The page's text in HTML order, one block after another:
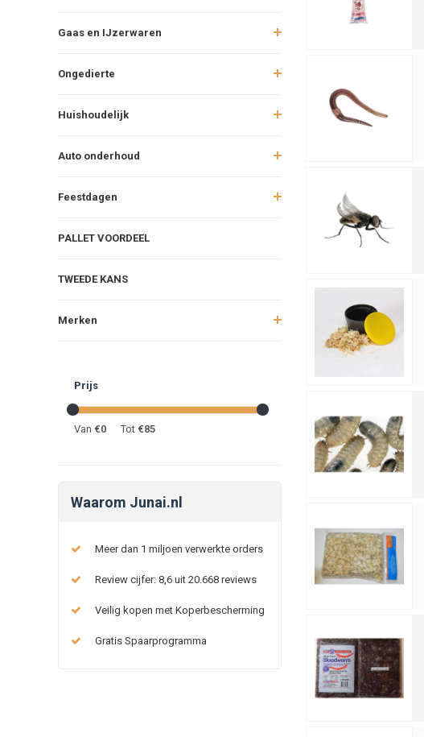
Gaas en IJzerwaren
Ongedierte
Huishoudelijk
Auto onderhoud
Feestdagen
PALLET VOORDEEL
TWEEDE KANS
Merken
Prijs
Van €0 Tot €85
Waarom Junai.nl
Meer dan 1 miljoen verwerkte orders
Review cijfer: 8,6 uit 20.668 reviews
Veilig kopen met Koperbescherming
Gratis Spaarprogramma